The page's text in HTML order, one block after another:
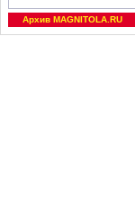
Архив MAGNITOLA.RU